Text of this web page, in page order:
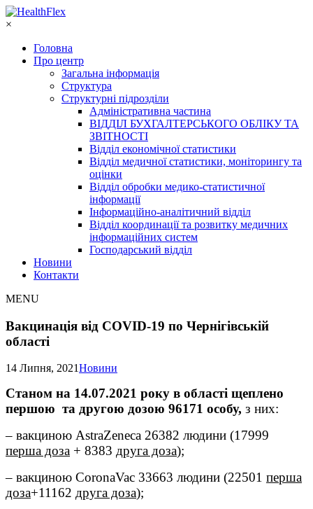
×
Головна
Про центр
Загальна інформація
Структура
Структурні підрозділи
Адміністративна частина
ВІДДІЛ БУХГАЛТЕРСЬКОГО ОБЛІКУ ТА
ЗВІТНОСТІ
Відділ економічної статистики
Відділ медичної статистики, моніторингу та
оцінки
Відділ обробки медико-статистичної
інформації
Інформаційно-аналітичний відділ
Відділ координації та розвитку медичних
інформаційних систем
Господарський відділ
Новини
Контакти
MENU
Вакцинація від COVID-19 по Чернігівській
області
14 Липня, 2021Новини
Станом на 14.07.2021 року в області щеплено
першою та другою дозою 96171 особу, з них:
– вакциною AstraZeneca 26382 людини (17999
перша доза + 8383 друга доза);
– вакциною CoronaVac 33663 людини (22501 перша
доза+11162 друга доза);